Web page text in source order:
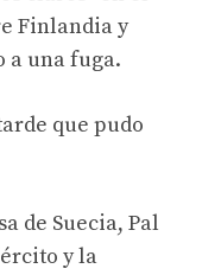
Finlandia y
a una fuga.
que pudo
de Suecia, Pal
y la